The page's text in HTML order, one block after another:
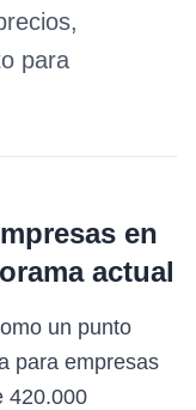
para
en
actual
un punto
para empresas
420.000